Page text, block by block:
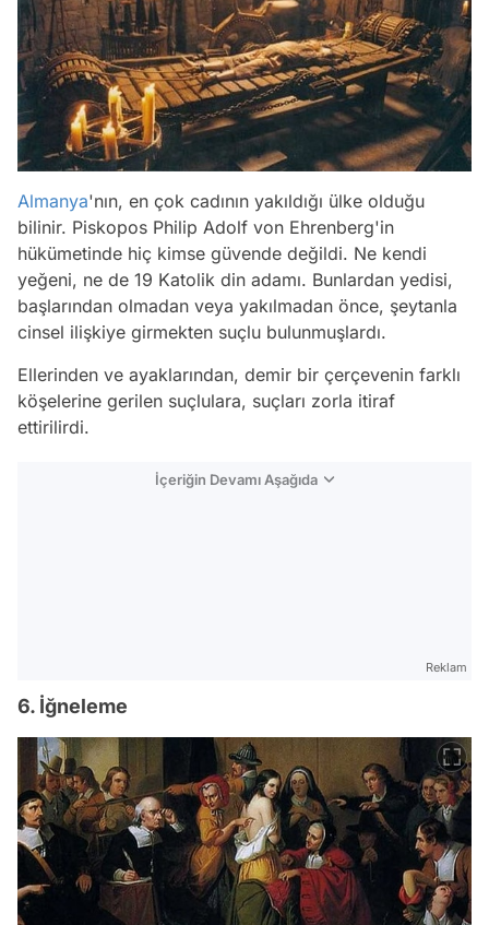
Almanya'nın, en çok cadının yakıldığı ülke olduğu
bilinir. Piskopos Philip Adolf von Ehrenberg'in
hükümetinde hiç kimse güvende değildi. Ne kendi
yeğeni, ne de 19 Katolik din adamı. Bunlardan yedisi,
başlarından olmadan veya yakılmadan önce, şeytanla
cinsel ilişkiye girmekten suçlu bulunmuşlardı.
Ellerinden ve ayaklarından, demir bir çerçevenin farklı
köşelerine gerilen suçlulara, suçları zorla itiraf
ettirilirdi.
İçeriğin Devamı Aşağıda
Reklam
6. İğneleme